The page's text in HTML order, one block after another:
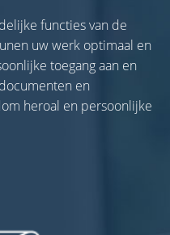
functies van de
uw werk optimaal en
toegang aan en
en
heroal en persoonlijke